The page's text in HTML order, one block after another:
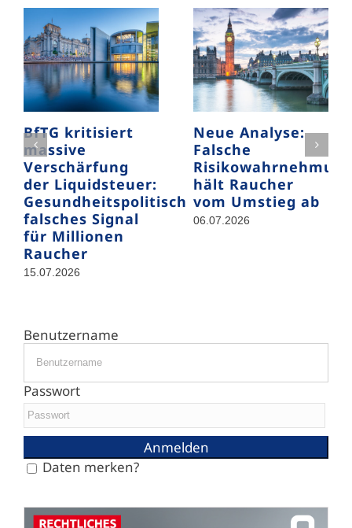
BfTG kritisiert
massive
Verschärfung
der Liquidsteuer:
Gesundheitspolitisch
falsches Signal
für Millionen
Raucher
15.07.2026
Neue Analyse:
Falsche
hält Raucher
vom Umstieg ab
06.07.2026
Benutzername
Passwort
Daten merken?